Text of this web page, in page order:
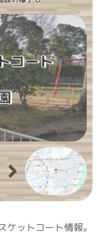
ットコート情報。